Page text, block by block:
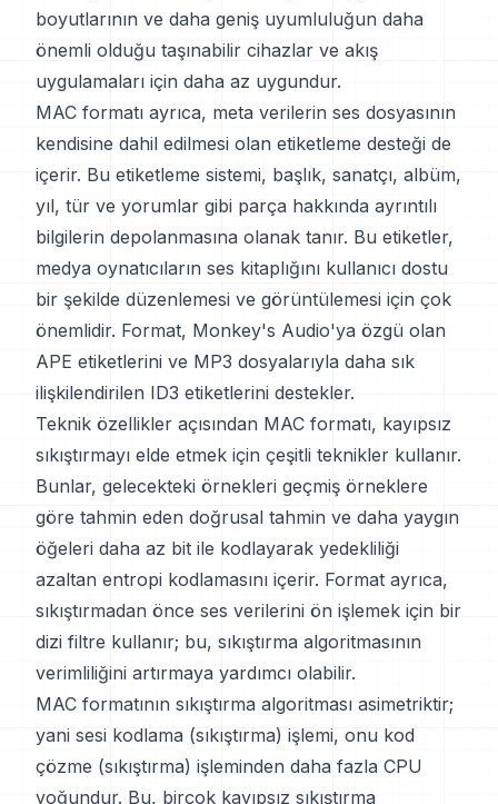
boyutlarının ve daha geniş uyumluluğun daha
önemli olduğu taşınabilir cihazlar ve akış
uygulamaları için daha az uygundur.
MAC formatı ayrıca, meta verilerin ses dosyasının
kendisine dahil edilmesi olan etiketleme desteği de
içerir. Bu etiketleme sistemi, başlık, sanatçı, albüm,
yıl, tür ve yorumlar gibi parça hakkında ayrıntılı
bilgilerin depolanmasına olanak tanır. Bu etiketler,
medya oynatıcıların ses kitaplığını kullanıcı dostu
bir şekilde düzenlemesi ve görüntülemesi için çok
önemlidir. Format, Monkey's Audio'ya özgü olan
APE etiketlerini ve MP3 dosyalarıyla daha sık
ilişkilendirilen ID3 etiketlerini destekler.
Teknik özellikler açısından MAC formatı, kayıpsız
sıkıştırmayı elde etmek için çeşitli teknikler kullanır.
Bunlar, gelecekteki örnekleri geçmiş örneklere
göre tahmin eden doğrusal tahmin ve daha yaygın
öğeleri daha az bit ile kodlayarak yedekliliği
azaltan entropi kodlamasını içerir. Format ayrıca,
sıkıştırmadan önce ses verilerini ön işlemek için bir
dizi filtre kullanır; bu, sıkıştırma algoritmasının
verimliliğini artırmaya yardımcı olabilir.
MAC formatının sıkıştırma algoritması asimetriktir;
yani sesi kodlama (sıkıştırma) işlemi, onu kod
çözme (sıkıştırma) işleminden daha fazla CPU
yoğundur. Bu, birçok kayıpsız sıkıştırma